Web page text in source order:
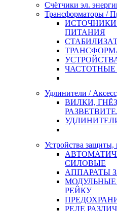
Счётчики эл.
Трансформаторы /
ИСТОЧНИКИ
ПИТАНИЯ
ЧАСТОТНЫЕ
Удлинители /
ВИЛКИ,
Устройства
СИЛОВЫЕ
АППАРАТЫ
МОДУЛЬНЫЕ
РЕЙКУ
РЕЛЕ